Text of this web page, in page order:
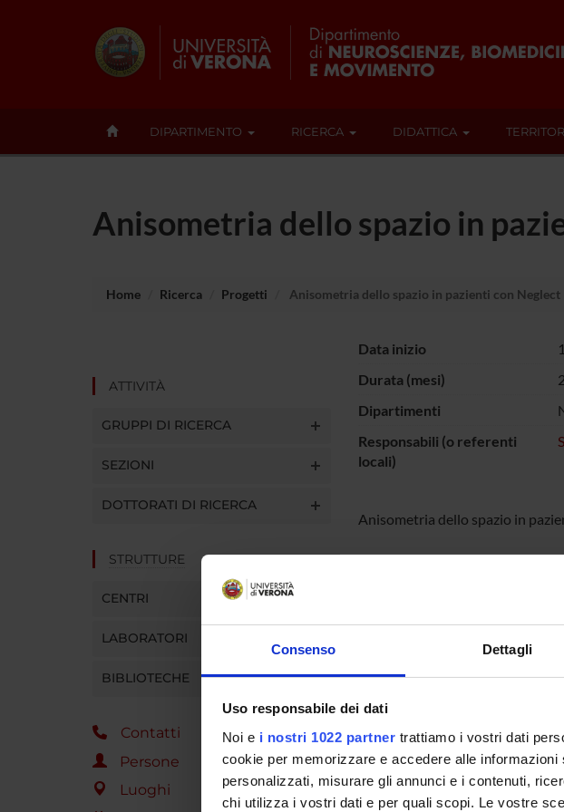
Consenso Dettagli
Uso responsabile dei dati
Noi e i nostri 1022 partner trattiamo i vostri dati
cookie per memorizzare e accedere alle
personalizzati, misurare gli annunci e i contenuti,
chi utilizza i vostri dati e per quali scopi. Le vostre
DIPARTIMENTO RICERCA DIDATTICA
Anisometria dello spazio in
Home Ricerca Progetti Anisometria dello spazio in pazienti con Neglect
ATTIVITÀ
GRUPPI DI RICERCA
SEZIONI
DOTTORATI DI RICERCA
STRUTTURE
CENTRI
LABORATORI
BIBLIOTECHE
Contatti
Persone
Luoghi
Data inizio
Durata (mesi)
Dipartimenti
Responsabili (o referenti
locali)
Anisometria dello spazio in
COLLABORATORI ESTERNI
Lucio Posteraro